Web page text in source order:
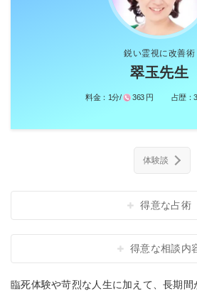
鋭い霊視に改善術
翠玉先生
料金： 1分/ 363 円 占歴：
体験談
得意な占術
得意な相談内
臨死体験や苛烈な人生に加えて、長期